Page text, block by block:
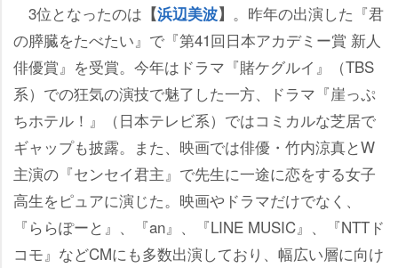
3位となったのは 【浜辺美波】 。昨年の出演した『君
の膵臓をたべたい』で『第41回日本アカデミー賞 新人
俳優賞』を受賞。今年はドラマ『賭ケグルイ』（TBS
系）での狂気の演技で魅了した一方、ドラマ『崖っぷ
ちホテル！』（日本テレビ系）ではコミカルな芝居で
ギャップも披露。また、映画では俳優・竹内涼真とW
主演の『センセイ君主』で先生に一途に恋をする女子
高生をピュアに演じた。映画やドラマだけでなく、
『ららぽーと』、『an』、『LINE MUSIC』、『NTTド
コモ』などCMにも多数出演しており、幅広い層に向け